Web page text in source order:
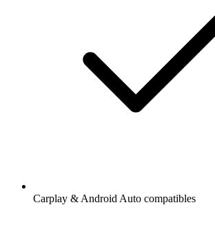
Carplay & Android Auto compatibles